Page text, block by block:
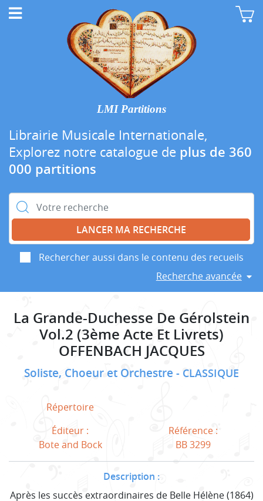
LMI Partitions
Librairie Musicale Internationale,
Explorez notre catalogue de plus de 360
000 partitions
Rechercher :
Rechercher aussi dans le contenu des recueils
Recherche avancée
La Grande-Duchesse De Gérolstein
Vol.2 (3ème Acte Et Livrets)
OFFENBACH JACQUES
Soliste, Choeur et Orchestre CLASSIQUE
Répertoire
Éditeur :
Bote and Bock
Référence :
BB 3299
Description :
Après les succès extraordinaires de Belle Hélène (1864)